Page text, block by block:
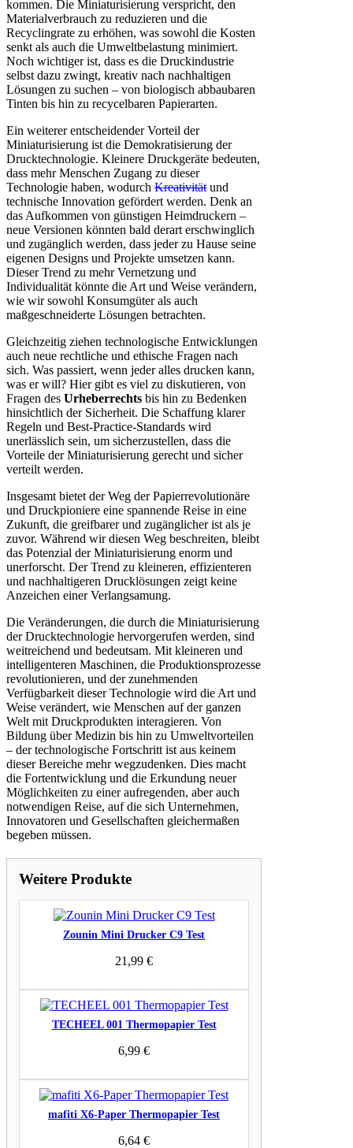
kommen. Die Miniaturisierung verspricht, den
Materialverbrauch zu reduzieren und die
Recyclingrate zu erhöhen, was sowohl die Kosten
senkt als auch die Umweltbelastung minimiert.
Noch wichtiger ist, dass es die Druckindustrie
selbst dazu zwingt, kreativ nach nachhaltigen
Lösungen zu suchen – von biologisch abbaubaren
Tinten bis hin zu recycelbaren Papierarten.
Ein weiterer entscheidender Vorteil der
Miniaturisierung ist die Demokratisierung der
Drucktechnologie. Kleinere Druckgeräte bedeuten,
dass mehr Menschen Zugang zu dieser
Technologie haben, wodurch Kreativität und
technische Innovation gefördert werden. Denk an
das Aufkommen von günstigen Heimdruckern –
neue Versionen könnten bald derart erschwinglich
und zugänglich werden, dass jeder zu Hause seine
eigenen Designs und Projekte umsetzen kann.
Dieser Trend zu mehr Vernetzung und
Individualität könnte die Art und Weise verändern,
wie wir sowohl Konsumgüter als auch
maßgeschneiderte Lösungen betrachten.
Gleichzeitig ziehen technologische Entwicklungen
auch neue rechtliche und ethische Fragen nach
sich. Was passiert, wenn jeder alles drucken kann,
was er will? Hier gibt es viel zu diskutieren, von
Fragen des Urheberrechts bis hin zu Bedenken
hinsichtlich der Sicherheit. Die Schaffung klarer
Regeln und Best-Practice-Standards wird
unerlässlich sein, um sicherzustellen, dass die
Vorteile der Miniaturisierung gerecht und sicher
verteilt werden.
Insgesamt bietet der Weg der Papierrevolutionäre
und Druckpioniere eine spannende Reise in eine
Zukunft, die greifbarer und zugänglicher ist als je
zuvor. Während wir diesen Weg beschreiten, bleibt
das Potenzial der Miniaturisierung enorm und
unerforscht. Der Trend zu kleineren, effizienteren
und nachhaltigeren Drucklösungen zeigt keine
Anzeichen einer Verlangsamung.
Die Veränderungen, die durch die Miniaturisierung
der Drucktechnologie hervorgerufen werden, sind
weitreichend und bedeutsam. Mit kleineren und
intelligenteren Maschinen, die Produktionsprozesse
revolutionieren, und der zunehmenden
Verfügbarkeit dieser Technologie wird die Art und
Weise verändert, wie Menschen auf der ganzen
Welt mit Druckprodukten interagieren. Von
Bildung über Medizin bis hin zu Umweltvorteilen
– der technologische Fortschritt ist aus keinem
dieser Bereiche mehr wegzudenken. Dies macht
die Fortentwicklung und die Erkundung neuer
Möglichkeiten zu einer aufregenden, aber auch
notwendigen Reise, auf die sich Unternehmen,
Innovatoren und Gesellschaften gleichermaßen
begeben müssen.
Weitere Produkte
Zounin Mini Drucker C9 Test
21,99 €
TECHEEL 001 Thermopapier Test
6,99 €
mafiti X6-Paper Thermopapier Test
6,64 €